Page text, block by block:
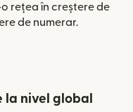
rețea în creștere de
de numerar.
la nivel global